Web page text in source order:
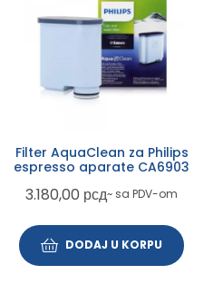
Filter AquaClean za Philips
espresso aparate CA6903
3.180,00 рсд~ sa PDV-om
DODAJ U KORPU